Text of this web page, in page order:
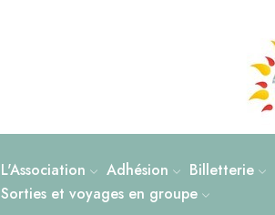
L'Association Adhésion Billetterie
Sorties et voyages en groupe